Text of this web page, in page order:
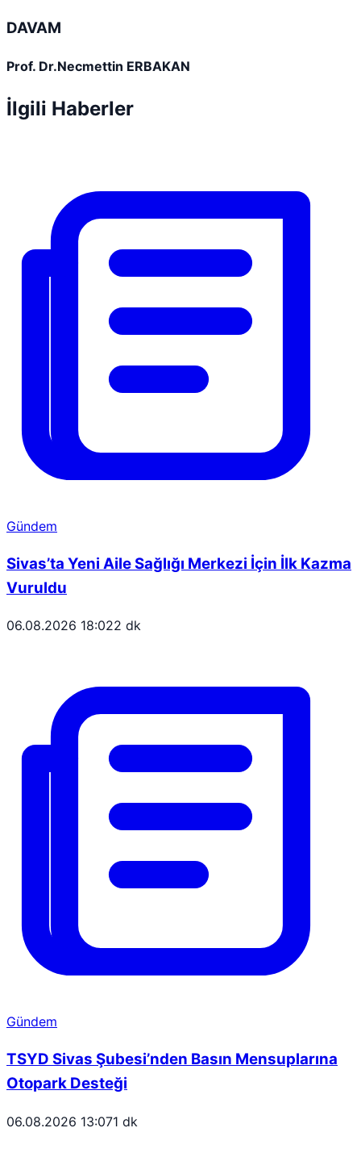
DAVAM
Prof. Dr.Necmettin ERBAKAN
İlgili Haberler
Gündem
Sivas’ta Yeni Aile Sağlığı Merkezi İçin İlk Kazma
Vuruldu
06.08.2026 18:022 dk
Gündem
TSYD Sivas Şubesi’nden Basın Mensuplarına
Otopark Desteği
06.08.2026 13:071 dk